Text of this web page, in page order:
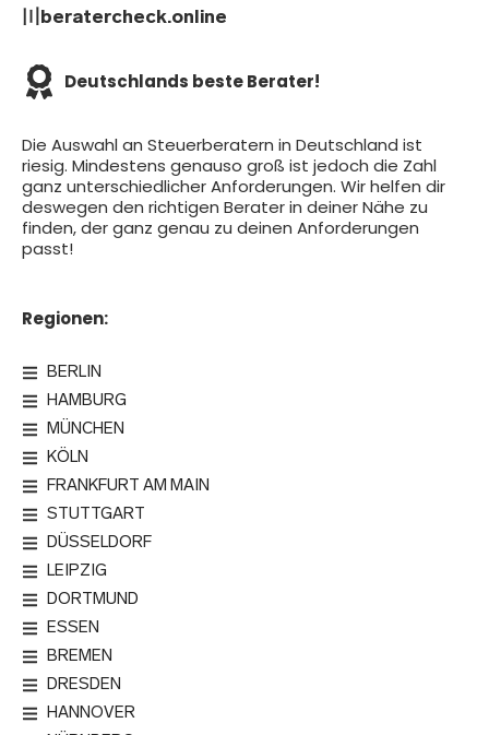
〣beratercheck.online
Deutschlands beste Berater!
Die Auswahl an Steuerberatern in Deutschland ist
riesig. Mindestens genauso groß ist jedoch die Zahl
ganz unterschiedlicher Anforderungen. Wir helfen dir
deswegen den richtigen Berater in deiner Nähe zu
finden, der ganz genau zu deinen Anforderungen
passt!
Regionen:
BERLIN
HAMBURG
MÜNCHEN
KÖLN
FRANKFURT AM MAIN
STUTTGART
DÜSSELDORF
LEIPZIG
DORTMUND
ESSEN
BREMEN
DRESDEN
HANNOVER